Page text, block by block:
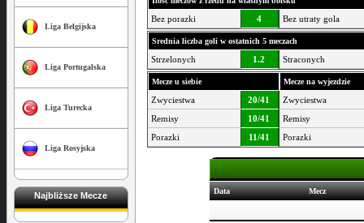
Liga Belgijska
Liga Portugalska
Liga Turecka
Liga Rosyjska
Najbliższe Mecze
Bez porazki 4 Bez utraty gola
Srednia liczba goli w ostatnich 5 meczach
Strzelonych 1.2 Straconych
Mecze u siebie Mecze na wyjezdzie
Zwyciestwa 20/41
Zwyciestwa
Remisy
10/41
Remisy
Porazki
11/41 Porazki
Data Mecz